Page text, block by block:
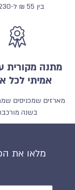
בין 55 ₪ ל-230 ₪
מתנה מקורית
אמיתי לכל
מארזים שמכניסים
בשנה
מלאו את